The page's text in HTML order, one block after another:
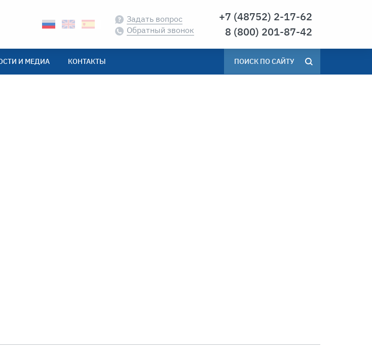
Задать вопрос
Обратный звонок
7 (48752) 2-17-62
8 (800) 201-87-42
И МЕДИА КОНТАКТЫ